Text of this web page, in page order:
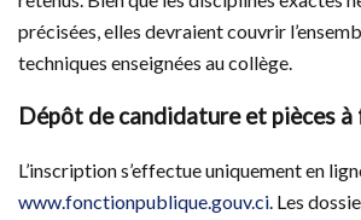
précisées, elles devraient couvrir
techniques enseignées au collège.
Dépôt de candidature et pièces
L’inscription s’effectue uniquement en
www.fonctionpublique.gouv.ci. Les